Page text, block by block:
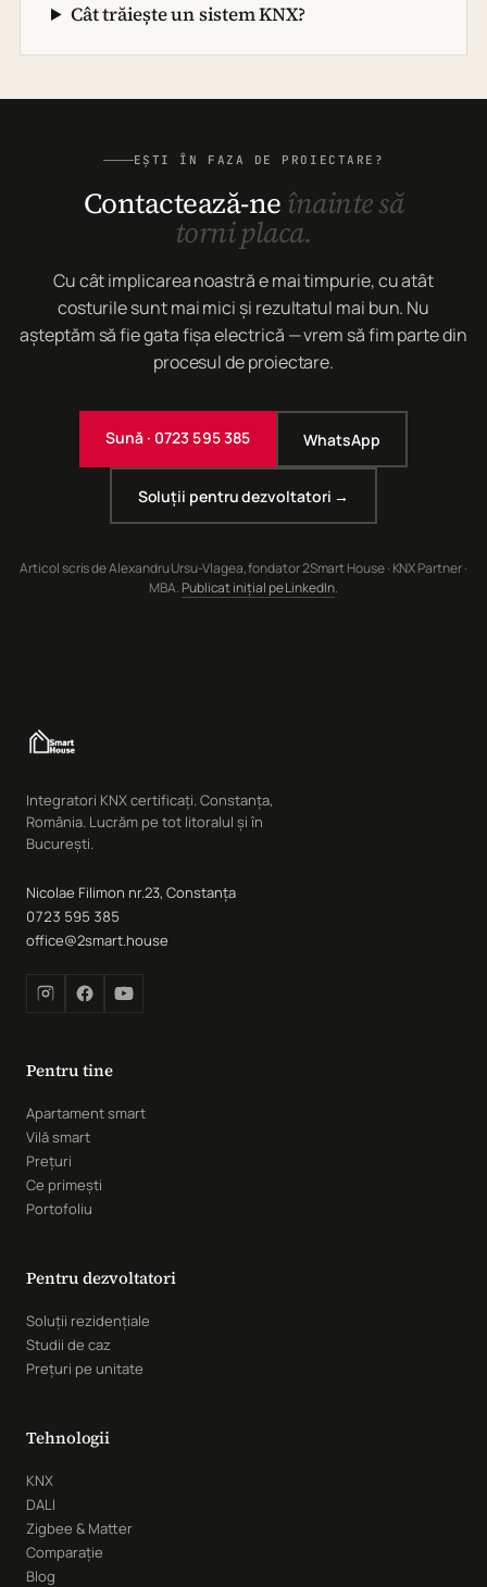
Cât trăiește un sistem KNX?
EȘTI ÎN FAZA DE PROIECTARE?
Contactează-neînainte să
torni placa.
Cu cât implicarea noastră e mai timpurie, cu atât
costurile sunt mai mici și rezultatul mai bun. Nu
așteptăm să fie gata fișa electrică — vrem să fim parte din
procesul de proiectare.
Sună · 0723 595 385 WhatsApp
Soluții pentru dezvoltatori →
Articol scris de Alexandru Ursu-Vlagea, fondator 2Smart House · KNX Partner ·
MBA. Publicat inițial pe LinkedIn.
Integratori KNX certificați. Constanța,
România. Lucrăm pe tot litoralul și în
București.
Nicolae Filimon nr.23, Constanța
0723 595 385
office@2smart.house
Pentru tine
Apartament smart
Vilă smart
Prețuri
Ce primești
Portofoliu
Pentru dezvoltatori
Soluții rezidențiale
Studii de caz
Prețuri pe unitate
Tehnologii
KNX
DALI
Zigbee & Matter
Comparație
Blog